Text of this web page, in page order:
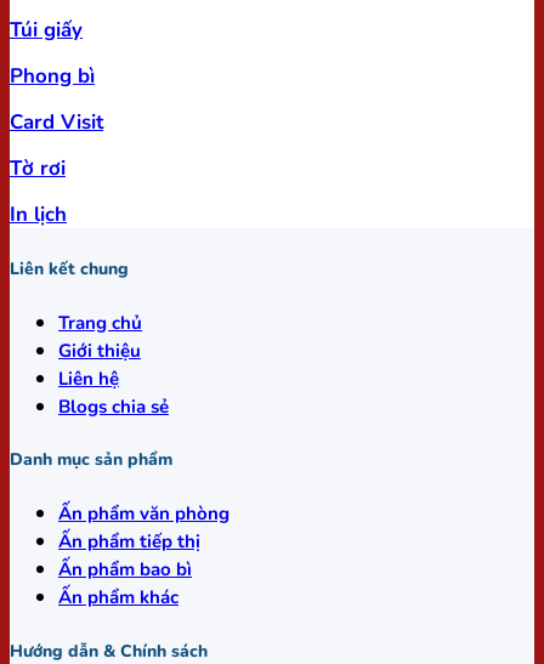
Túi giấy
Phong bì
Card Visit
Tờ rơi
In lịch
Liên kết chung
Trang chủ
Giới thiệu
Liên hệ
Blogs chia sẻ
Danh mục sản phẩm
Ấn phẩm văn phòng
Ấn phẩm tiếp thị
Ấn phẩm bao bì
Ấn phẩm khác
Hướng dẫn & Chính sách